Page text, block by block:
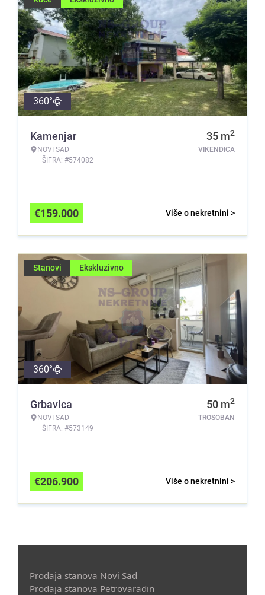
360°
Kamenjar
NOVI SAD
ŠIFRA: #574082
35 m2
VIKENDICA
Više o nekretnini >
€159.000
Stanovi Ekskluzivno
360°
Grbavica
NOVI SAD
ŠIFRA: #573149
50 m2
TROSOBAN
Više o nekretnini >
€206.900
Prodaja stanova Novi Sad
Prodaja stanova Petrovaradin